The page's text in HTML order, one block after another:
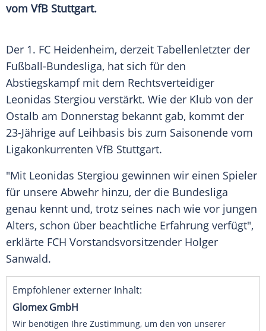
vom VfB Stuttgart.
Der 1. FC Heidenheim, derzeit Tabellenletzter der
Fußball-Bundesliga, hat sich für den
Abstiegskampf mit dem Rechtsverteidiger
Leonidas Stergiou verstärkt. Wie der Klub von der
Ostalb am Donnerstag bekannt gab, kommt der
23-Jährige auf Leihbasis bis zum Saisonende vom
Ligakonkurrenten VfB Stuttgart.
"Mit Leonidas Stergiou gewinnen wir einen Spieler
für unsere Abwehr hinzu, der die Bundesliga
genau kennt und, trotz seines nach wie vor jungen
Alters, schon über beachtliche Erfahrung verfügt",
erklärte FCH Vorstandsvorsitzender Holger
Sanwald.
Empfohlener externer Inhalt:
Glomex GmbH
Wir benötigen Ihre Zustimmung, um den von unserer